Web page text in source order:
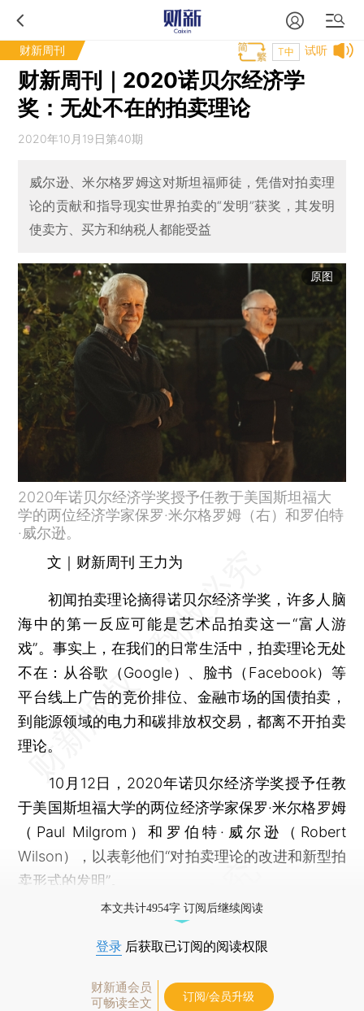
财新周刊 试听
T中
财新周刊｜2020诺贝尔经济学
奖：无处不在的拍卖理论
2020年10月19日第40期
威尔逊、米尔格罗姆这对斯坦福师徒，凭借对拍卖理
论的贡献和指导现实世界拍卖的“发明”获奖，其发明
使卖方、买方和纳税人都能受益
原图
2020年诺贝尔经济学奖授予任教于美国斯坦福大
学的两位经济学家保罗·米尔格罗姆（右）和罗伯特
·威尔逊。
文｜财新周刊 王力为
初闻拍卖理论摘得诺贝尔经济学奖，许多人脑
海中的第一反应可能是艺术品拍卖这一“富人游
戏”。事实上，在我们的日常生活中，拍卖理论无处
不在：从谷歌（Google）、脸书（Facebook）等
平台线上广告的竞价排位、金融市场的国债拍卖，
到能源领域的电力和碳排放权交易，都离不开拍卖
理论。
10月12日，2020年诺贝尔经济学奖授予任教
于美国斯坦福大学的两位经济学家保罗·米尔格罗姆
（Paul Milgrom）和罗伯特·威尔逊（Robert
Wilson），以表彰他们“对拍卖理论的改进和新型拍
卖形式的发明”。
本文共计4954字 订阅后继续阅读
登录 后获取已订阅的阅读权限
财新通会员
可畅读全文
订阅/会员升级